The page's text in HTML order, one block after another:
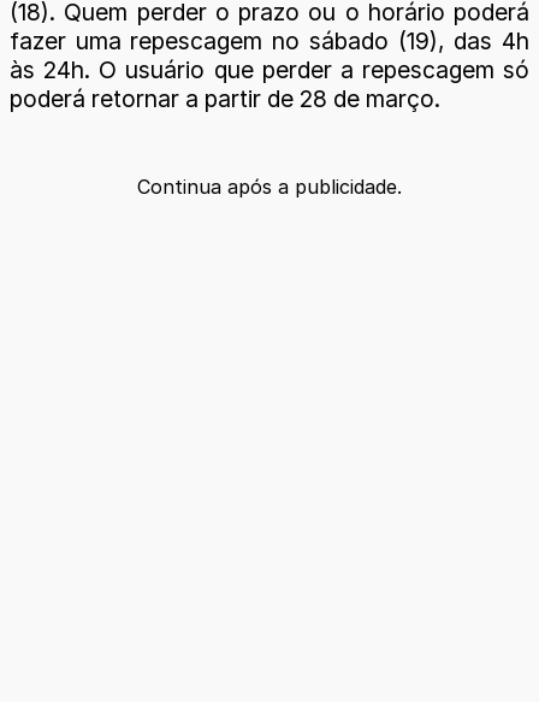
(18). Quem perder o prazo ou o horário poderá
fazer uma repescagem no sábado (19), das 4h
às 24h. O usuário que perder a repescagem só
poderá retornar a partir de 28 de março.
Continua após a publicidade.